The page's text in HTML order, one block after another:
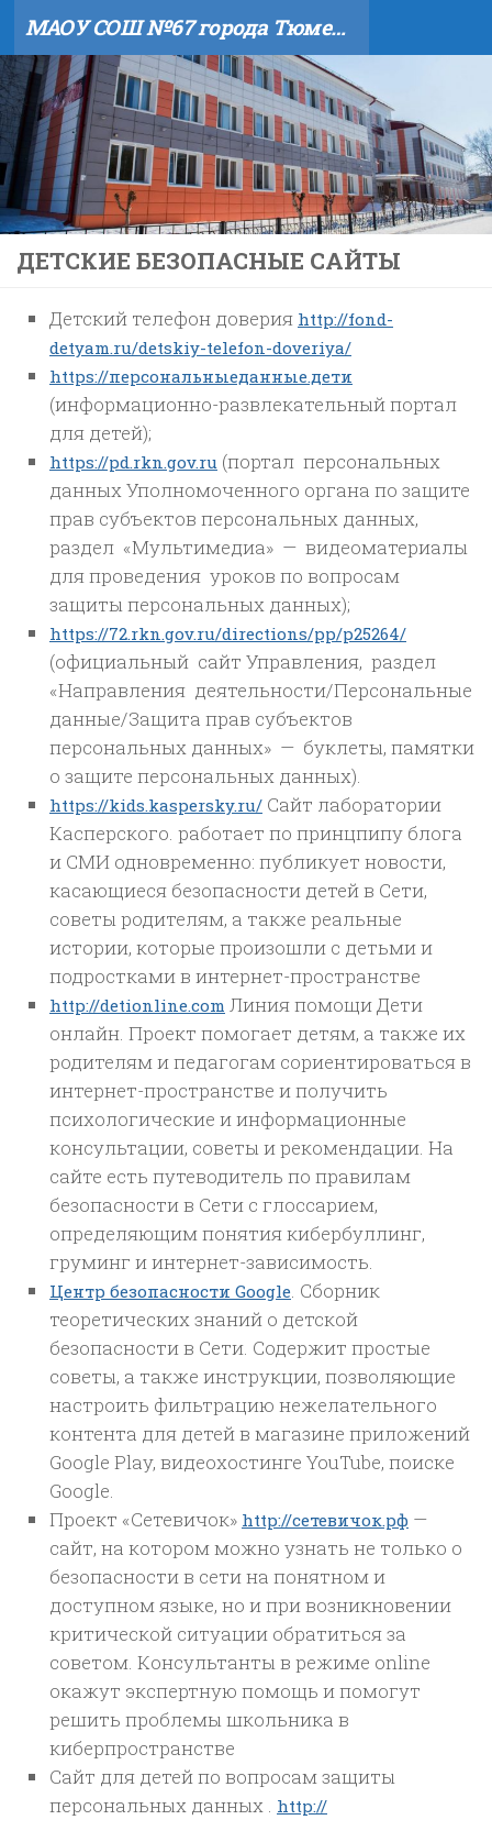
Skip to content МАОУ СОШ №67 города Тюмени
ДЕТСКИЕ БЕЗОПАСНЫЕ САЙТЫ
Детский телефон доверия http://fond-
detyam.ru/detskiy-telefon-doveriya/
https://персональныеданные.дети
(информационно-развлекательный портал
для детей);
https://pd.rkn.gov.ru (портал персональных
данных Уполномоченного органа по защите
прав субъектов персональных данных,
раздел «Мультимедиа» — видеоматериалы
для проведения уроков по вопросам
защиты персональных данных);
https://72.rkn.gov.ru/directions/pp/p25264/
(официальный сайт Управления, раздел
«Направления деятельности/Персональные
данные/Защита прав субъектов
персональных данных» — буклеты, памятки
о защите персональных данных).
https://kids.kaspersky.ru/ Сайт лаборатории
Касперского. работает по принцпипу блога
и СМИ одновременно: публикует новости,
касающиеся безопасности детей в Сети,
советы родителям, а также реальные
истории, которые произошли с детьми и
подростками в интернет-пространстве
http://detionline.com Линия помощи Дети
онлайн. Проект помогает детям, а также их
родителям и педагогам сориентироваться в
интернет-пространстве и получить
психологические и информационные
консультации, советы и рекомендации. На
сайте есть путеводитель по правилам
безопасности в Сети с глоссарием,
определяющим понятия кибербуллинг,
груминг и интернет-зависимость.
Центр безопасности Google. Сборник
теоретических знаний о детской
безопасности в Сети. Содержит простые
советы, а также инструкции, позволяющие
настроить фильтрацию нежелательного
контента для детей в магазине приложений
Google Play, видеохостинге YouTube, поиске
Google.
Проект «Сетевичок» http://сетевичок.рф —
сайт, на котором можно узнать не только о
безопасности в сети на понятном и
доступном языке, но и при возникновении
критической ситуации обратиться за
советом. Консультанты в режиме online
окажут экспертную помощь и помогут
решить проблемы школьника в
киберпространстве
Сайт для детей по вопросам защиты
персональных данных . http://